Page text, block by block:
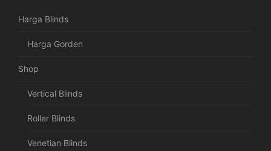
Harga Blinds
Harga Gorden
Shop
Vertical Blinds
Roller Blinds
Venetian Blinds